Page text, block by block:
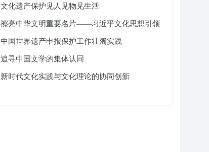
文化遗产保护见人见物见生活
擦亮中华文明重要名片——习近平文化思想引领
中国世界遗产申报保护工作壮阔实践
追寻中国文学的集体认同
新时代文化实践与文化理论的协同创新